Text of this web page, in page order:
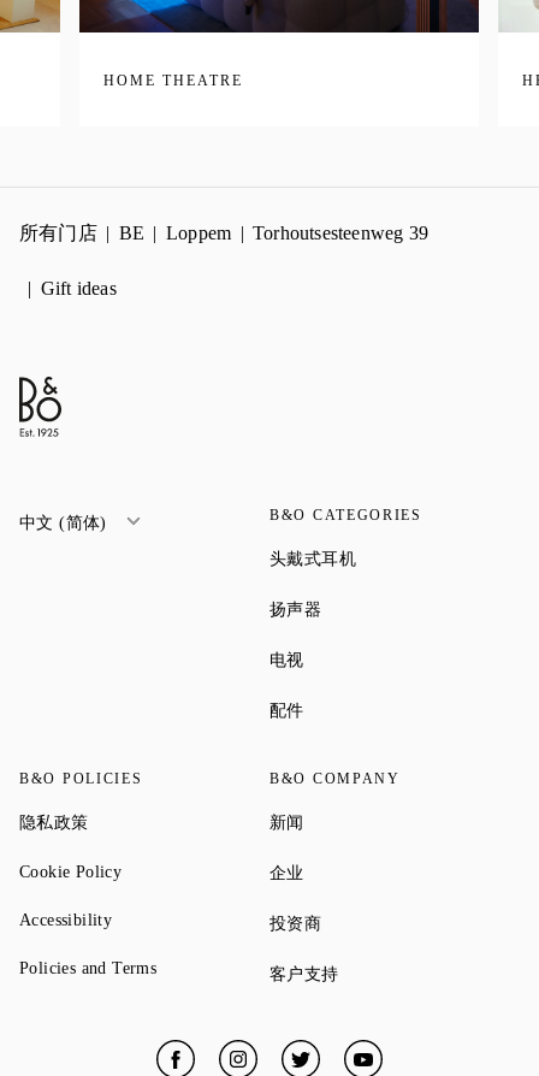
HOME THEATRE
所有门店 BE Loppem Torhoutsesteenweg 39
Gift ideas
中文 (简体) B&O CATEGORIES
头戴式耳机
扬声器
电视Link Opens in New Tab
配件Link Opens in New Tab
B&O POLICIES
隐私政策Link Opens in New Tab
Cookie PolicyLink Opens in New Tab
AccessibilityLink Opens in New Tab
Policies and TermsLink Opens in New Tab
B&O COMPANY
新闻
企业
投资商Link Opens in New Tab
客户支持Link Opens in New Tab
FacebookLink Opens in New Tab
InstagramLink Opens in New Tab
TwitterLink Opens in New Tab
YouTubeLink Opens in New